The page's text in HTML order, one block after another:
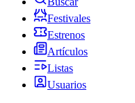
Festivales
Estrenos
Artículos
Listas
Usuarios